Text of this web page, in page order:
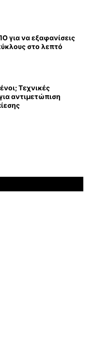
για να εξαφανίσεις
στο λεπτό
Τεχνικές
αντιμετώπιση